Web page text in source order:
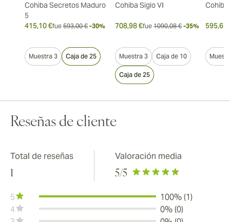
Cohiba Secretos Maduro
5
415,10 €fue 593,00 € -30%
Muestra 3 Caja de 25
Cohiba Siglo VI
708,98 €fue 1090,08 € -35%
Muestra 3 Caja de 10
Caja de 25
Cohiba
595,62
Reseñas de cliente
Total de reseñas
1
Valoración media
5/5
5
100% (1)
4
0% (0)